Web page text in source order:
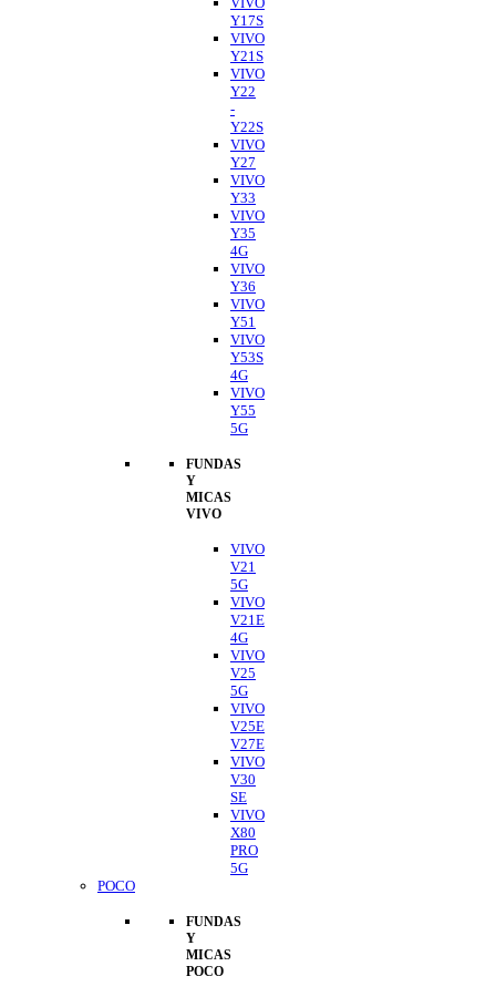
Y17S
VIVO
Y21S
VIVO
Y22
-
Y22S
VIVO
Y27
VIVO
Y33
VIVO
Y35
4G
VIVO
Y36
VIVO
Y51
VIVO
Y53S
4G
VIVO
Y55
5G
FUNDAS
Y
MICAS
VIVO
VIVO
V21
5G
VIVO
V21E
4G
VIVO
V25
5G
VIVO
V25E
V27E
VIVO
V30
SE
VIVO
X80
PRO
5G
POCO
FUNDAS
Y
MICAS
POCO